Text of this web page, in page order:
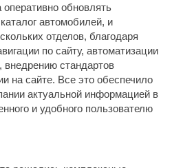
оперативно обновлять
автомобилей, и
отделов, благодаря
по сайту, автоматизации
внедрению стандартов
на сайте. Все это обеспечило
актуальной информацией в
и удобного пользователю